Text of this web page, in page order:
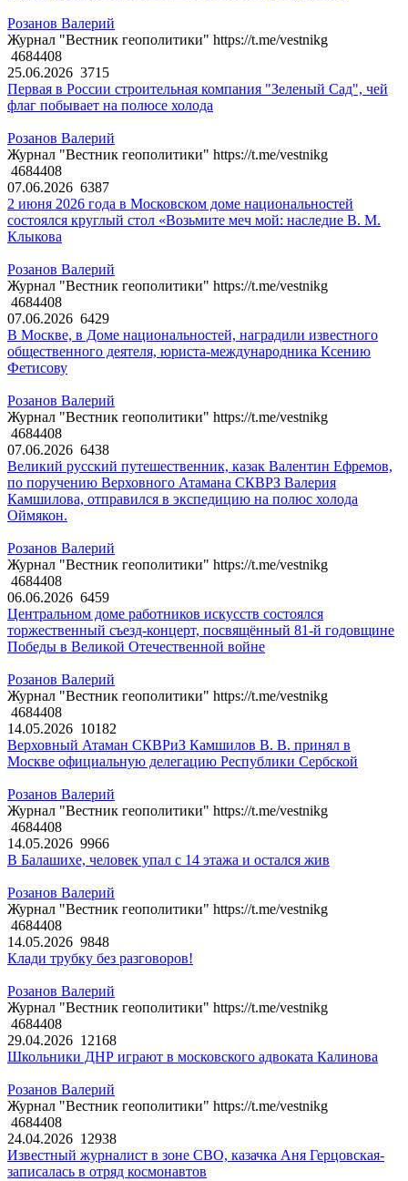
Розанов Валерий
Журнал "Вестник геополитики" https://t.me/vestnikg
4684408
25.06.2026 3715
Первая в России строительная компания "Зеленый Сад", чей
флаг побывает на полюсе холода
Розанов Валерий
Журнал "Вестник геополитики" https://t.me/vestnikg
4684408
07.06.2026 6387
2 июня 2026 года в Московском доме национальностей
состоялся круглый стол «Возьмите меч мой: наследие В. М.
Клыкова
Розанов Валерий
Журнал "Вестник геополитики" https://t.me/vestnikg
4684408
07.06.2026 6429
В Москве, в Доме национальностей, наградили известного
общественного деятеля, юриста-международника Ксению
Фетисову
Розанов Валерий
Журнал "Вестник геополитики" https://t.me/vestnikg
4684408
07.06.2026 6438
Великий русский путешественник, казак Валентин Ефремов,
по поручению Верховного Атамана СКВРЗ Валерия
Камшилова, отправился в экспедицию на полюс холода
Оймякон.
Розанов Валерий
Журнал "Вестник геополитики" https://t.me/vestnikg
4684408
06.06.2026 6459
Центральном доме работников искусств состоялся
торжественный съезд-концерт, посвящённый 81-й годовщине
Победы в Великой Отечественной войне
Розанов Валерий
Журнал "Вестник геополитики" https://t.me/vestnikg
4684408
14.05.2026 10182
Верховный Атаман СКВРиЗ Камшилов В. В. принял в
Москве официальную делегацию Республики Сербской
Розанов Валерий
Журнал "Вестник геополитики" https://t.me/vestnikg
4684408
14.05.2026 9966
В Балашихе, человек упал с 14 этажа и остался жив
Розанов Валерий
Журнал "Вестник геополитики" https://t.me/vestnikg
4684408
14.05.2026 9848
Клади трубку без разговоров!
Розанов Валерий
Журнал "Вестник геополитики" https://t.me/vestnikg
4684408
29.04.2026 12168
Школьники ДНР играют в московского адвоката Калинова
Розанов Валерий
Журнал "Вестник геополитики" https://t.me/vestnikg
4684408
24.04.2026 12938
Известный журналист в зоне СВО, казачка Аня Герцовская-
записалась в отряд космонавтов